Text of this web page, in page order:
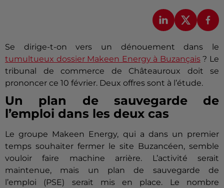
Se dirige-t-on vers un dénouement dans le
tumultueux dossier Makeen Energy à Buzançais? Le
tribunal de commerce de Châteauroux doit se
prononcer ce 10 février. Deux offres sont à l’étude.
Un plan de sauvegarde de
l’emploi dans les deux cas
Le groupe Makeen Energy, qui a dans un premier
temps souhaiter fermer le site Buzancéen, semble
vouloir faire machine arrière. L’activité serait
maintenue, mais un plan de sauvegarde de
l’emploi (PSE) serait mis en place.
Le nombre